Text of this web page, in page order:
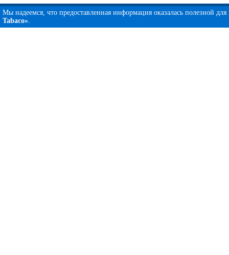
Мы надеемся, что предоставленная информация оказалась полезной
Tabaco».